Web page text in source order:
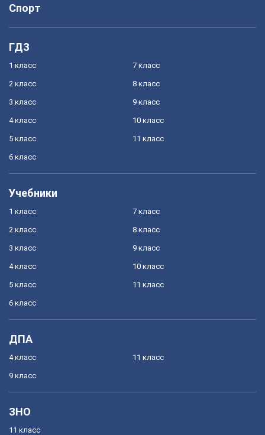
Спорт
ГДЗ
1 класс
2 класс
3 класс
4 класс
5 класс
6 класс
7 класс
8 класс
9 класс
10 класс
11 класс
Учебники
1 класс
2 класс
3 класс
4 класс
5 класс
6 класс
7 класс
8 класс
9 класс
10 класс
11 класс
ДПА
4 класс
9 класс
11 класс
ЗНО
11 класс